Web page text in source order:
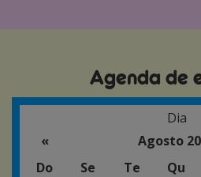
Agenda de
Dia
«
Agosto
Do
Se Te Qu